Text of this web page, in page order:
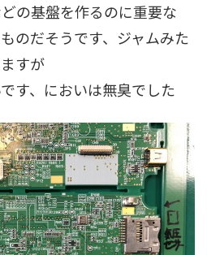
の基盤を作るのに重要な
のだそうです、ジャムみた
すが
す、においは無臭でした